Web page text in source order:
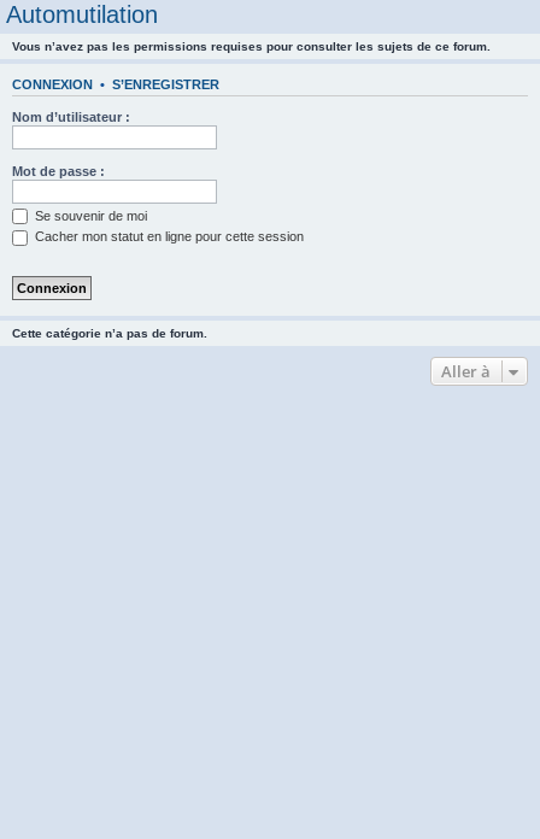
Automutilation
Vous n’avez pas les permissions requises pour consulter les sujets de ce forum.
CONNEXION • S’ENREGISTRER
Nom d’utilisateur :
Mot de passe :
Se souvenir de moi
Cacher mon statut en ligne pour cette session
Cette catégorie n’a pas de forum.
Aller à